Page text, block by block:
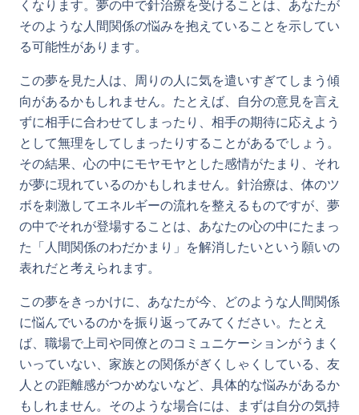
くなります。夢の中で針治療を受けることは、あなたが
そのような人間関係の悩みを抱えていることを示してい
る可能性があります。
この夢を見た人は、周りの人に気を遣いすぎてしまう傾
向があるかもしれません。たとえば、自分の意見を言え
ずに相手に合わせてしまったり、相手の期待に応えよう
として無理をしてしまったりすることがあるでしょう。
その結果、心の中にモヤモヤとした感情がたまり、それ
が夢に現れているのかもしれません。針治療は、体のツ
ボを刺激してエネルギーの流れを整えるものですが、夢
の中でそれが登場することは、あなたの心の中にたまっ
た「人間関係のわだかまり」を解消したいという願いの
表れだと考えられます。
この夢をきっかけに、あなたが今、どのような人間関係
に悩んでいるのかを振り返ってみてください。たとえ
ば、職場で上司や同僚とのコミュニケーションがうまく
いっていない、家族との関係がぎくしゃくしている、友
人との距離感がつかめないなど、具体的な悩みがあるか
もしれません。そのような場合には、まずは自分の気持